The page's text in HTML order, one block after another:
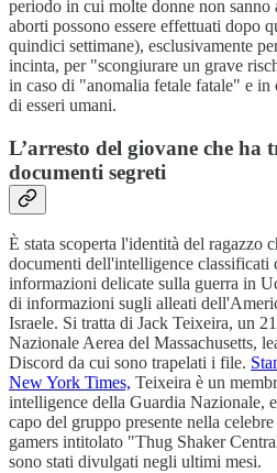
periodo in cui molte donne non sanno
aborti possono essere effettuati dopo
quindici settimane), esclusivamente
incinta, per "scongiurare un grave
in caso di "anomalia fetale fatale" e in
di esseri umani.
L’arresto del giovane che ha
documenti segreti
È stata scoperta l'identità del ragazzo
documenti dell'intelligence classificati
informazioni delicate sulla guerra in
di informazioni sugli alleati
Israele. Si tratta di Jack Teixeira, un
Nazionale Aerea del Massachusetts,
Discord da cui sono trapelati i file.
New York Times, Teixeira è un
intelligence della Guardia Nazionale,
capo del gruppo presente nella
gamers intitolato "Thug Shaker
sono stati divulgati negli ultimi mesi.